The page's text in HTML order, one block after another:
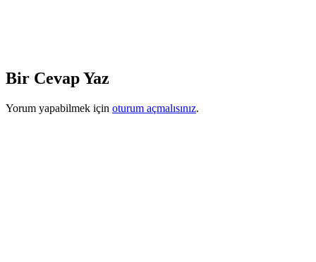
Bir Cevap Yaz
Yorum yapabilmek için oturum açmalısınız.